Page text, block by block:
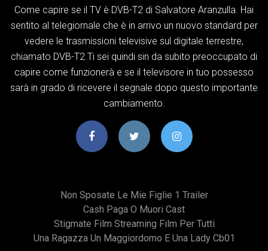
Come capire se il TV è DVB-T2 di Salvatore Aranzulla. Hai
sentito al telegiornale che è in arrivo un nuovo standard per
vedere le trasmissioni televisive sul digitale terrestre,
chiamato DVB-T2.Ti sei quindi sin da subito preoccupato di
capire come funzionerà e se il televisore in tuo possesso
sarà in grado di ricevere il segnale dopo questo importante
cambiamento.
Non Sposate Le Mie Figlie 1 Trailer
Cash Paga O Muori Cast
Stigmate Film Streaming Film Per Tutti
Una Ragazza Un Maggiordomo E Una Lady Cb01